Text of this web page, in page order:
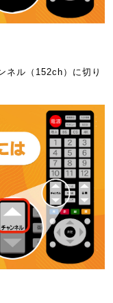
ネル（152ch）に切り